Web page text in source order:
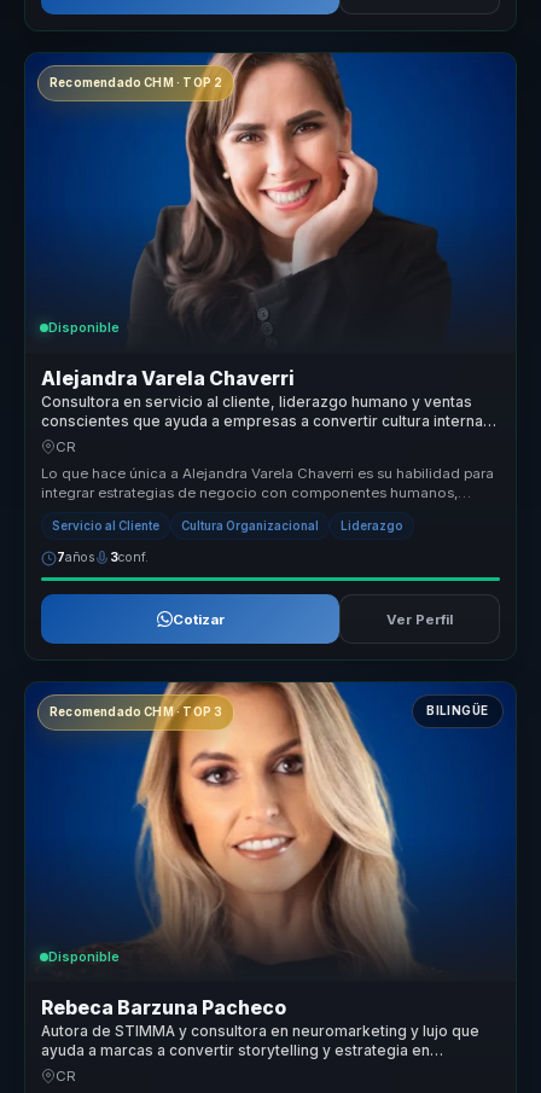
Recomendado CHM · TOP 2
Disponible
Alejandra Varela Chaverri
Consultora en servicio al cliente, liderazgo humano y ventas
conscientes que ayuda a empresas a convertir cultura interna
en experiencia del cliente.
CR
Lo que hace única a Alejandra Varela Chaverri es su habilidad para
integrar estrategias de negocio con componentes humanos,
ofreciendo so...
Servicio al Cliente Cultura Organizacional Liderazgo
7años 3conf.
Cotizar Ver Perfil
Recomendado CHM · TOP 3 BILINGÜE
Disponible
Rebeca Barzuna Pacheco
Autora de STIMMA y consultora en neuromarketing y lujo que
ayuda a marcas a convertir storytelling y estrategia en
posicionamiento y ventaja competitiva.
CR